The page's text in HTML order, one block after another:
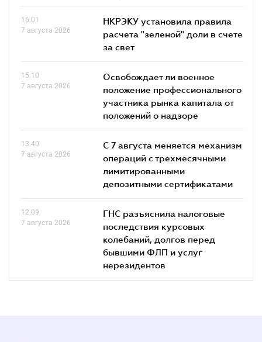
16.01
7 августа 2026
НКРЭКУ установила правила
расчета "зеленой" доли в счете
за свет
15.10
7 августа 2026
Освобождает ли военное
положение профессионального
участника рынка капитала от
положений о надзоре
13.40
7 августа 2026
С 7 августа меняется механизм
операций с трехмесячными
лимитированными
депозитными сертификатами
12.09
7 августа 2026
ГНС разъяснила налоговые
последствия курсовых
колебаний, долгов перед
бывшими ФЛП и услуг
нерезидентов